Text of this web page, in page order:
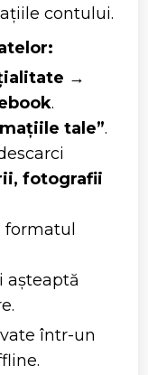
contului.
→
.
tale”.
fotografii
așteaptă
într-un